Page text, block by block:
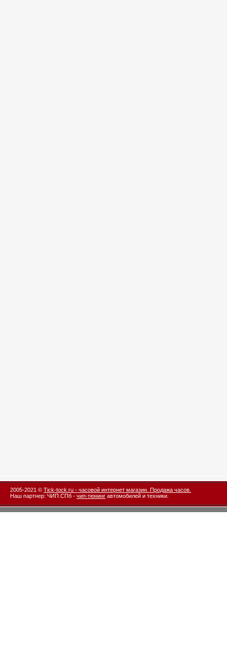
2005-2021 © Tick-tock.ru - часовой интернет магазин. Продажа часов.
Наш партнер: ЧИП.СПб - чип-тюнинг автомобилей и техники.